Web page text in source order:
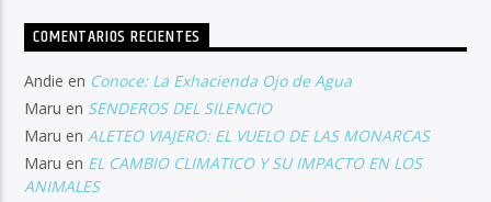
COMENTARIOS RECIENTES
Andie en Conoce: La Exhacienda Ojo de Agua
Maru en SENDEROS DEL SILENCIO
Maru enALETEO VIAJERO: EL VUELO DE LAS MONARCAS
Maru en EL CAMBIO CLIMATICO Y SU IMPACTO EN LOS
ANIMALES